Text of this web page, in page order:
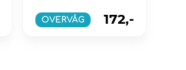
OVERVÅG
172,-